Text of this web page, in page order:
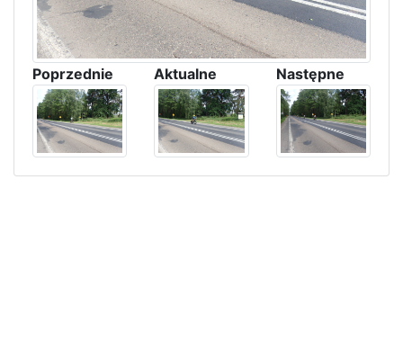
Poprzednie Aktualne Następne